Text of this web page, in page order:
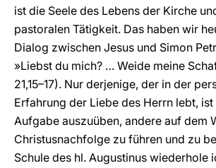
ist die Seele des Lebens der Kirche
pastoralen Tätigkeit. Das haben wir
Dialog zwischen Jesus und Simon
»Liebst du mich? … Weide meine
21,15–17). Nur derjenige, der in der
Erfahrung der Liebe des Herrn lebt,
Aufgabe auszuüben, andere auf dem
Christusnachfolge zu führen und zu
Schule des hl. Augustinus wiederhole